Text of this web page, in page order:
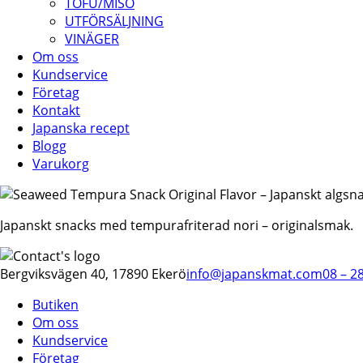
UTFÖRSÄLJNING
VINÄGER
Om oss
Kundservice
Företag
Kontakt
Japanska recept
Blogg
Varukorg
Japanskt snacks med tempurafriterad nori – originalsmak.
Bergviksvägen 40, 17890 Ekeröinfo@japanskmat.com08 –
Butiken
Om oss
Kundservice
Företag